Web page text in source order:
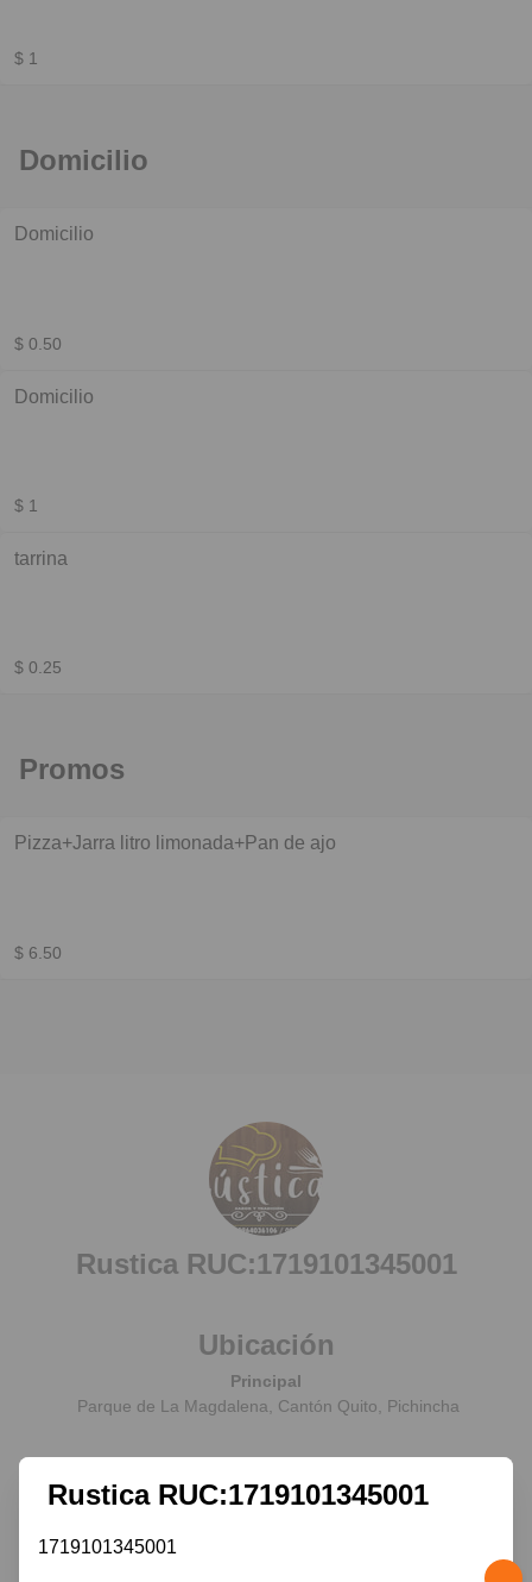
$ 1
Domicilio
Domicilio
$ 0.50
Domicilio
$ 1
tarrina
$ 0.25
Promos
Pizza+Jarra litro limonada+Pan de ajo
$ 6.50
Rustica RUC:1719101345001
Ubicación
Principal
Parque de La Magdalena, Cantón Quito, Pichincha
Contacto
© 2026 Rustica RUC:1719101345001
Rustica RUC:1719101345001
1719101345001